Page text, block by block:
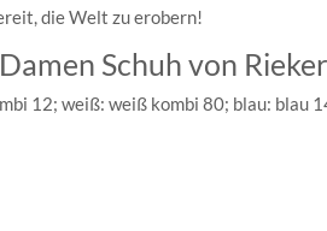
die Welt zu erobern!
Schuh von
12; weiß: weiß kombi 80; blau: blau